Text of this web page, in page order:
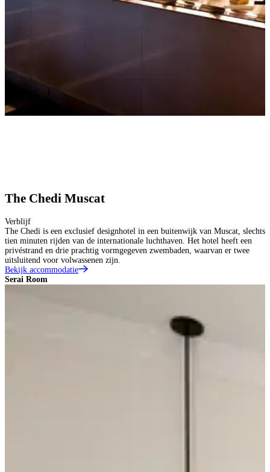
The Chedi Muscat
Verblijf
The Chedi is een exclusief designhotel in een buitenwijk van Muscat, slechts
tien minuten rijden van de internationale luchthaven. Het hotel heeft een
privéstrand en drie prachtig vormgegeven zwembaden, waarvan er twee
uitsluitend voor volwassenen zijn.
Bekijk accommodatie
Serai Room